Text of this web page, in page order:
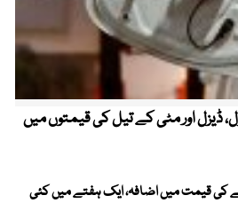
ڈیزل اور مٹی کے تیل کی قیمتوں میں
کی قیمت میں اضافہ، ایک ہفتے میں کئی